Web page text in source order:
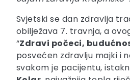
Svjetski se dan zdravlja
obilježava 7. travnja, a
“Zdravi počeci,
posvećen zdravlju majki i
svakom je pacijentu,